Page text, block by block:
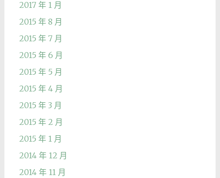
2017 年 1 月
2015 年 8 月
2015 年 7 月
2015 年 6 月
2015 年 5 月
2015 年 4 月
2015 年 3 月
2015 年 2 月
2015 年 1 月
2014 年 12 月
2014 年 11 月